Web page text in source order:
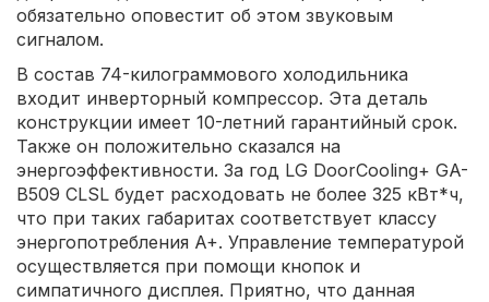
обязательно оповестит об этом звуковым
сигналом.
В состав 74-килограммового холодильника
входит инверторный компрессор. Эта деталь
конструкции имеет 10-летний гарантийный срок.
Также он положительно сказался на
энергоэффективности. За год LG DoorCooling+ GA-
B509 CLSL будет расходовать не более 325 кВт*ч,
что при таких габаритах соответствует классу
энергопотребления A+. Управление температурой
осуществляется при помощи кнопок и
симпатичного дисплея. Приятно, что данная